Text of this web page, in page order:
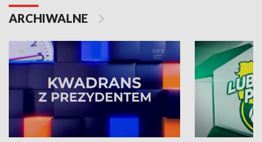
ARCHIWALNE